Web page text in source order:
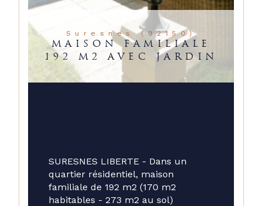
Suresnes (92150)
MAISON FAMILIALE
192 M2 AVEC JARDIN
SURESNES LIBERTE - Dans un
quartier résidentiel, maison
familiale de 192 m2 (170 m2
habitables - 273 m2 au sol)